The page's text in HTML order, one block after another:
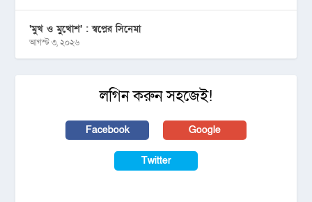
‘মুখ ও মু্খোশ’ : স্বপ্নের সিনেমা
আগস্ট ৩, ২০২৬
লগিন করুন সহজেই!
Facebook Google
Twitter